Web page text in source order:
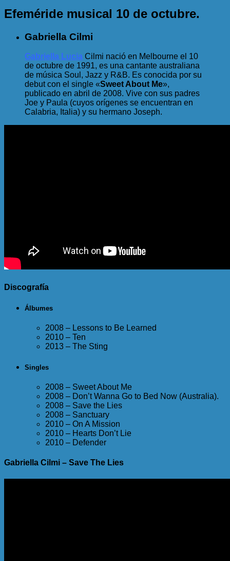
Efeméride musical 10 de octubre.
Gabriella Cilmi
Gabriella Lucia Cilmi nació en Melbourne el 10
de octubre de 1991, es una cantante australiana
de música Soul, Jazz y R&B. Es conocida por su
debut con el single «Sweet About Me»,
publicado en abril de 2008. Vive con sus padres
Joe y Paula (cuyos orígenes se encuentran en
Calabria, Italia) y su hermano Joseph.
Discografía
Álbumes
2008 – Lessons to Be Learned
2010 – Ten
2013 – The Sting
Singles
2008 – Sweet About Me
2008 – Don’t Wanna Go to Bed Now (Australia).
2008 – Save the Lies
2008 – Sanctuary
2010 – On A Mission
2010 – Hearts Don’t Lie
2010 – Defender
Gabriella Cilmi – Save The Lies